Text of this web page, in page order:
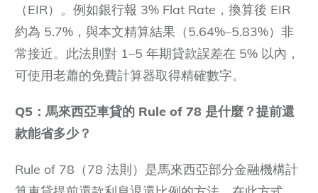
（EIR）。例如銀行報 3% Flat Rate，換算後 EIR
約為 5.7%，與本文精算結果（5.64%–5.83%）非
常接近。此法則對 1–5 年期貸款誤差在 5% 以內，
可使用老蕭的免費計算器取得精確數字。
Q5：馬來西亞車貸的 Rule of 78 是什麼？提前還
款能省多少？
Rule of 78（78 法則）是馬來西亞部分金融機構計